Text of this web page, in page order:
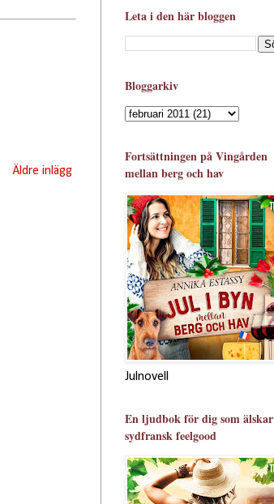
Äldre inlägg
Leta i den här bloggen
Bloggarkiv
Fortsättningen på Vingården
mellan berg och hav
Julnovell
En ljudbok för dig som älskar
sydfransk feelgood